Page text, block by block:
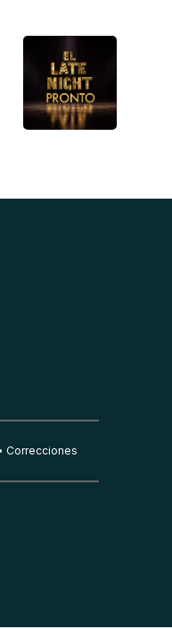
Correcciones